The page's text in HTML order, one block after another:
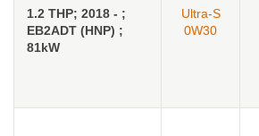
1.2 THP; 2018 - ;
EB2ADT (HNP) ;
81kW
Ultra-S
0W30